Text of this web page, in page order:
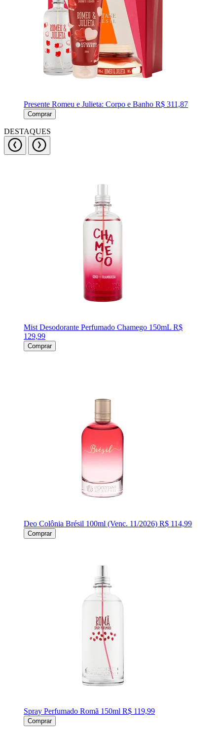
Presente Romeu e Julieta: Corpo e Banho R$ 311,87
Comprar
DESTAQUES
Mist Desodorante Perfumado Chamego 150mL R$
129,99
Comprar
Deo Colônia Brésil 100ml (Venc. 11/2026) R$ 114,99
Comprar
Spray Perfumado Romã 150ml R$ 119,99
Comprar